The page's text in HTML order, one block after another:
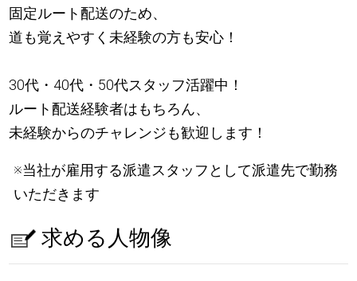
固定ルート配送のため、
道も覚えやすく未経験の方も安心！
30代・40代・50代スタッフ活躍中！
ルート配送経験者はもちろん、
未経験からのチャレンジも歓迎します！
※当社が雇用する派遣スタッフとして派遣先で勤務
いただきます
求める人物像